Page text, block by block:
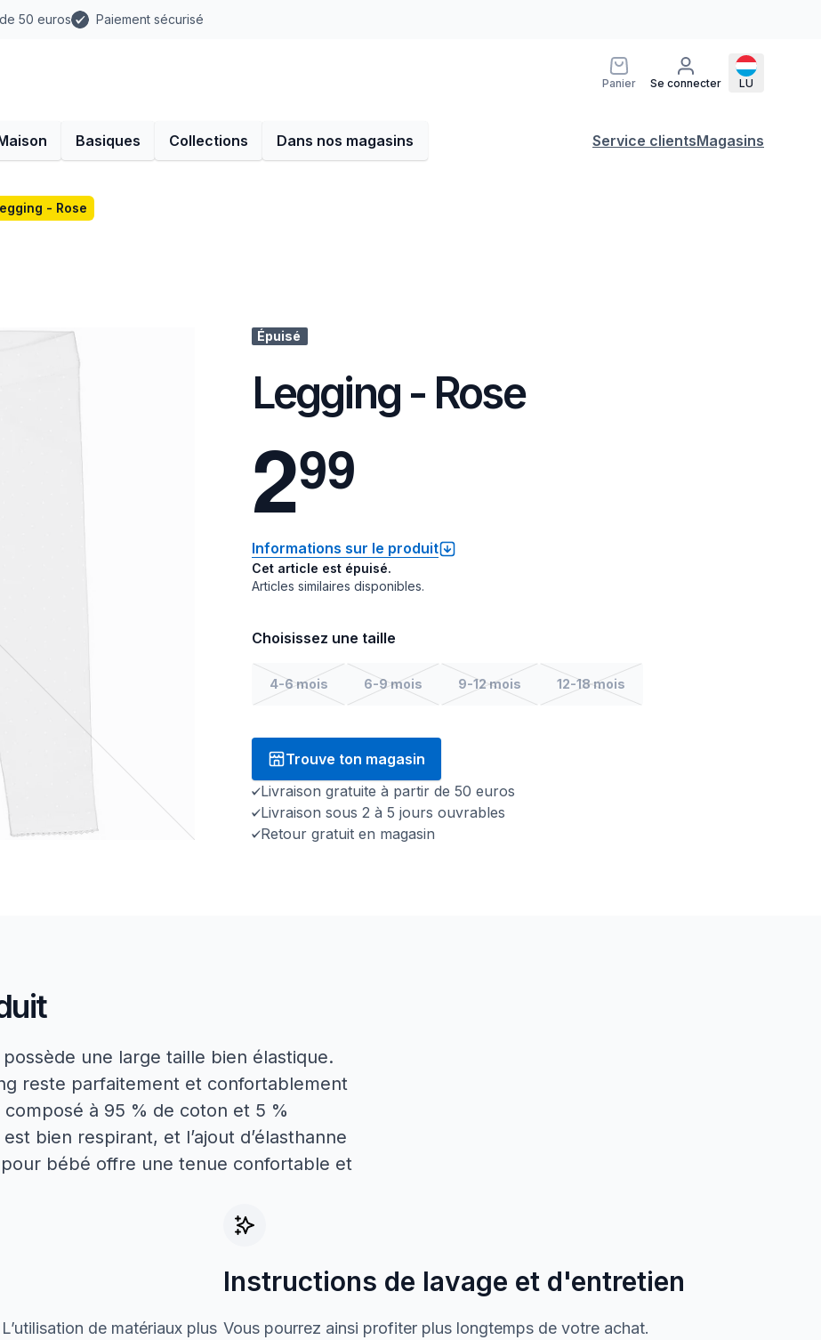
50 euros Paiement sécurisé
Panier Se connecter LU
Basiques Collections Dans nos magasins Service clientsMagasins
- Rose
Épuisé
Legging - Rose
299
Informations sur le produit
Cet article est épuisé.
Articles similaires disponibles.
Choisissez une taille
4-6 mois 6-9 mois 9-12 mois 12-18 mois
Trouve ton magasin
Livraison gratuite à partir de 50 euros
Livraison sous 2 à 5 jours ouvrables
Retour gratuit en magasin
une large taille bien élastique.
reste parfaitement et confortablement
à 95 % de coton et 5 %
bien respirant, et l’ajout d’élasthanne
bébé offre une tenue confortable et
de matériaux plus
Instructions de lavage et d'entretien
Vous pourrez ainsi profiter plus longtemps de votre achat.